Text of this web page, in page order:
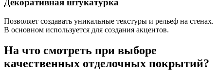
Декоративная штукатурка
Позволяет создавать уникальные текстуры и рельеф на стенах.
В основном используется для создания акцентов.
На что смотреть при выборе
качественных отделочных покрытий?